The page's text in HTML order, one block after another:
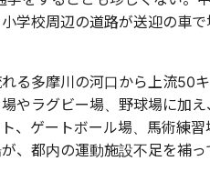
学校周辺の道路が送迎の車で
る多摩川の河口から上流50キ
やラグビー場、野球場に加え
、ゲートボール場、馬術練習
、都内の運動施設不足を補っ